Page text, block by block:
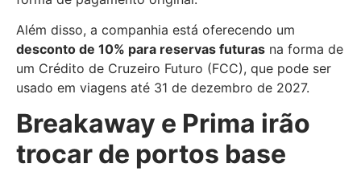
Além disso, a companhia está oferecendo um
desconto de 10% para reservas futuras na forma de
um Crédito de Cruzeiro Futuro (FCC), que pode ser
usado em viagens até 31 de dezembro de 2027.
Breakaway e Prima irão
trocar de portos base